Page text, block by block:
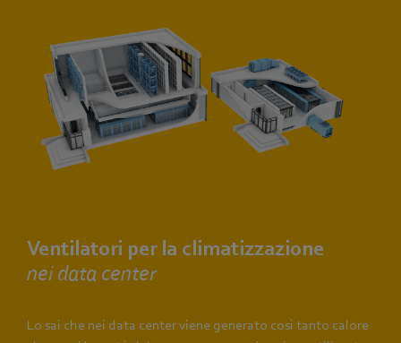
Ventilatori per la climatizzazione
nei data center
Lo sai che nei data center viene generato così tanto calore